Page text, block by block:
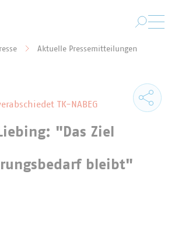
Aktuelle Pressemitteilungen
TK-NABEG
"Das Ziel
bleibt"